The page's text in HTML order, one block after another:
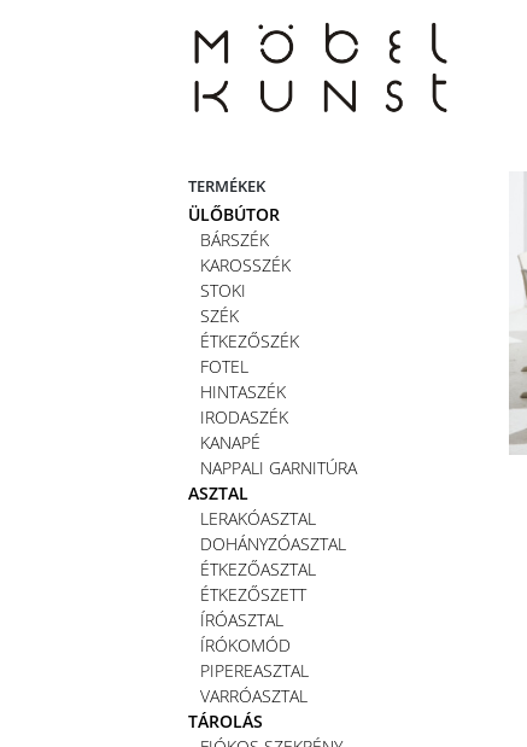
TERMÉKEK
ÜLŐBÚTOR
BÁRSZÉK
KAROSSZÉK
STOKI
SZÉK
ÉTKEZŐSZÉK
FOTEL
HINTASZÉK
IRODASZÉK
KANAPÉ
NAPPALI GARNITÚRA
ASZTAL
LERAKÓASZTAL
DOHÁNYZÓASZTAL
ÉTKEZŐASZTAL
ÉTKEZŐSZETT
ÍRÓASZTAL
ÍRÓKOMÓD
PIPEREASZTAL
VARRÓASZTAL
TÁROLÁS